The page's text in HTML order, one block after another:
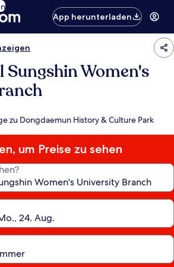
App herunterladen
Women's
zu Dongdaemun History & Culture Park
um Preise zu sehen